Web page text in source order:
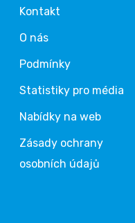
Kontakt
O nás
Podmínky
Statistiky pro média
Nabídky na web
Zásady ochrany
osobních údajů